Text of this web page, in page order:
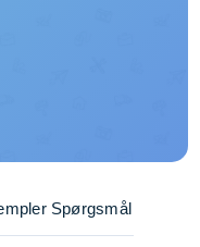
Spørgsmål